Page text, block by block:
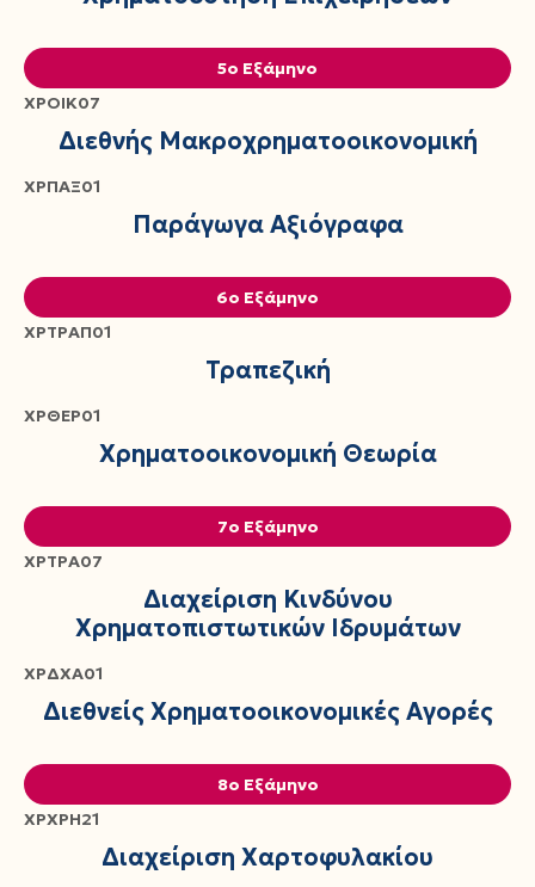
5ο Εξάμηνο
ΧΡΟΙΚ07
Διεθνής Μακροχρηματοοικονομική
ΧΡΠΑΞ01
Παράγωγα Αξιόγραφα
6ο Εξάμηνο
ΧΡΤΡΑΠ01
Τραπεζική
ΧΡΘΕΡ01
Χρηματοοικονομική Θεωρία
7ο Εξάμηνο
ΧΡΤΡΑ07
Διαχείριση Κινδύνου
Χρηματοπιστωτικών Ιδρυμάτων
ΧΡΔΧΑ01
Διεθνείς Χρηματοοικονομικές Αγορές
8ο Εξάμηνο
ΧΡΧΡΗ21
Διαχείριση Χαρτοφυλακίου